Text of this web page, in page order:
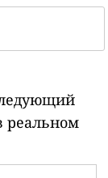
реальном